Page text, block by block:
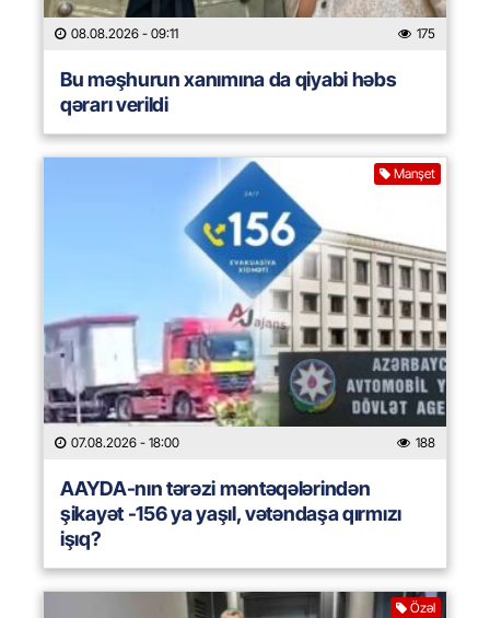
08.08.2026 - 09:11 175
Bu məşhurun xanımına da qiyabi həbs
qərarı verildi
Manşet
07.08.2026 - 18:00 188
AAYDA-nın tərəzi məntəqələrindən
şikayət -156 ya yaşıl, vətəndaşa qırmızı
işıq?
Özəl